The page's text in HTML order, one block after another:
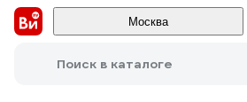
Москва
Поиск в каталоге